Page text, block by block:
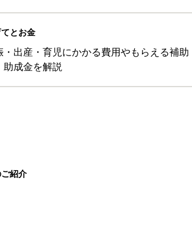
とお金
・出産・育児にかかる費用やもらえる補助
助成金を解説
紹介